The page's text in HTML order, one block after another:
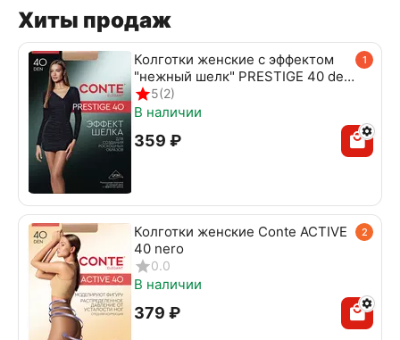
Хиты продаж
1
Колготки женские с эффектом
"нежный шелк" PRESTIGE 40 den
beige
5(2)
В наличии
‍359‍ ₽
2
Колготки женские Conte ACTIVE
40 nero
0.0
В наличии
‍379‍ ₽